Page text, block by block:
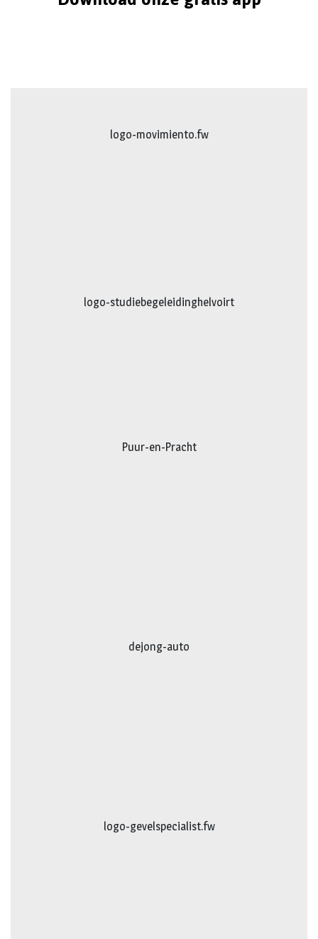
logo-movimiento.fw
logo-studiebegeleidinghelvoirt
Puur-en-Pracht
dejong-auto
logo-gevelspecialist.fw